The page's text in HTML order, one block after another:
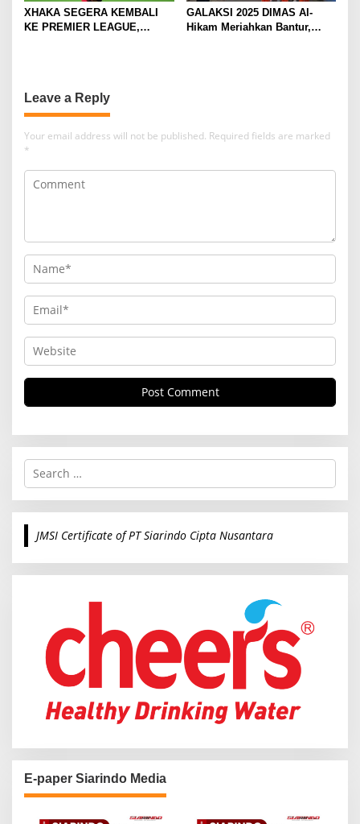
XHAKA SEGERA KEMBALI
KE PREMIER LEAGUE,
GALAKSI 2025 DIMAS Al-
Hikam Meriahkan Bantur,
Leave a Reply
Your email address will not be published. Required fields are marked
*
S
r
c
o
JMSI Certificate of PT Siarindo Cipta Nusantara
E-paper Siarindo Media